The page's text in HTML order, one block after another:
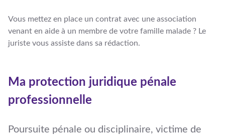
Vous mettez en place un contrat avec une association
venant en aide à un membre de votre famille malade ? Le
juriste vous assiste dans sa rédaction.
Ma protection juridique pénale
professionnelle
Poursuite pénale ou disciplinaire, victime de